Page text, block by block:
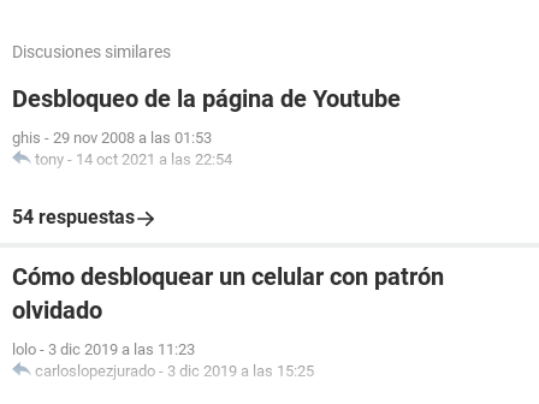
Discusiones similares
Desbloqueo de la página de Youtube
ghis - 29 nov 2008 a las 01:53
tony - 14 oct 2021 a las 22:54
54 respuestas
Cómo desbloquear un celular con patrón
olvidado
lolo - 3 dic 2019 a las 11:23
carloslopezjurado - 3 dic 2019 a las 15:25